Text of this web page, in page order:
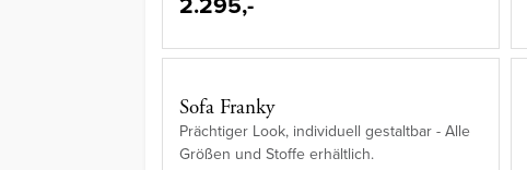
Sofa Franky
Prächtiger Look, individuell gestaltbar - Alle
Größen und Stoffe erhältlich.